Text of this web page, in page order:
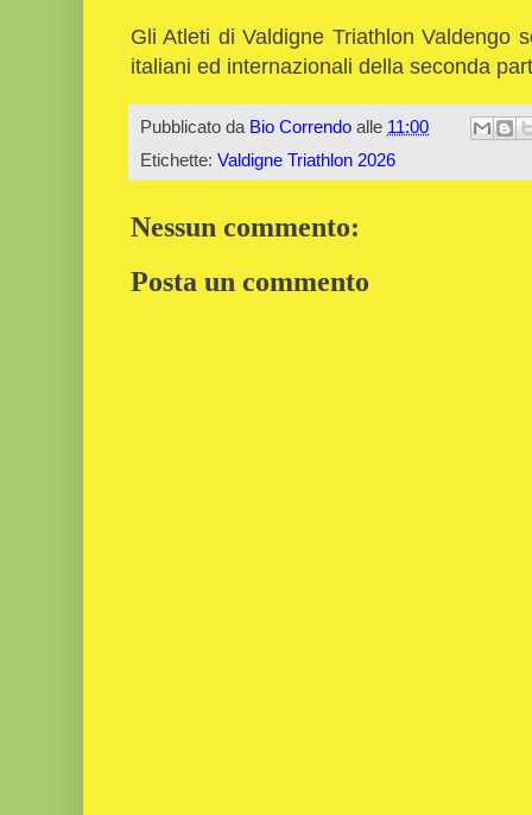
Gli Atleti di Valdigne Triathlon Valdengo
italiani ed internazionali della seconda
Pubblicato da Bio Correndo alle 11:00
Etichette: Valdigne Triathlon 2026
Nessun commento:
Posta un commento